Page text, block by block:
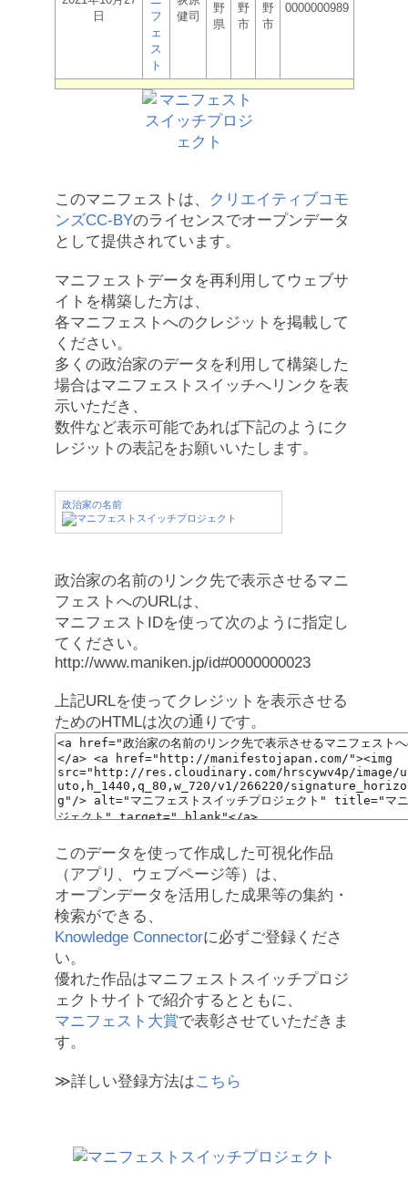
日
フ
ェ
ス
ト
健司
野
県
野
市
野
市
0000000989
このマニフェストは、
クリエイティブコモ
ンズCC-BYのライセンスでオープンデータ
として提供されています。
マニフェストデータを再利用してウェブサ
イトを構築した方は、
各マニフェストへのクレジットを掲載して
ください。
多くの政治家のデータを利用して構築した
場合はマニフェストスイッチへリンクを表
示いただき、
数件など表示可能であれば下記のようにク
レジットの表記をお願いいたします。
政治家の名前
政治家の名前のリンク先で表示させるマニ
フェストへのURLは、
マニフェストIDを使って次のように指定し
てください。
http://www.maniken.jp/id#0000000023
上記URLを使ってクレジットを表示させる
ためのHTMLは次の通りです。
このデータを使って作成した可視化作品
（アプリ、ウェブページ等）は、
オープンデータを活用した成果等の集約・
検索ができる、
Knowledge Connectorに必ずご登録くださ
い。
優れた作品はマニフェストスイッチプロジ
ェクトサイトで紹介するとともに、
マニフェスト大賞で表彰させていただきま
す。
≫詳しい登録方法はこちら